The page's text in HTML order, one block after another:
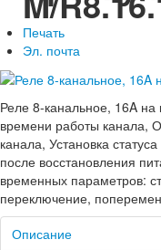
Печать
Эл. почта
Реле 8-канальное, 16A на
времени работы канала,
канала, Установка
после восстановления
временных параметров:
переключение,
Описание